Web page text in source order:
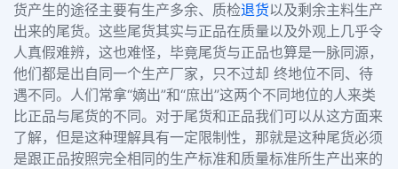
货产生的途径主要有生产多余、质检退货以及剩余主料生产
出来的尾货。这些尾货其实与正品在质量以及外观上几乎令
人真假难辨，这也难怪，毕竟尾货与正品也算是一脉同源，
他们都是出自同一个生产厂家，只不过却 终地位不同、待
遇不同。人们常拿“嫡出”和“庶出”这两个不同地位的人来类
比正品与尾货的不同。对于尾货和正品我们可以从这方面来
了解，但是这种理解具有一定限制性，那就是这种尾货必须
是跟正品按照完全相同的生产标准和质量标准所生产出来的